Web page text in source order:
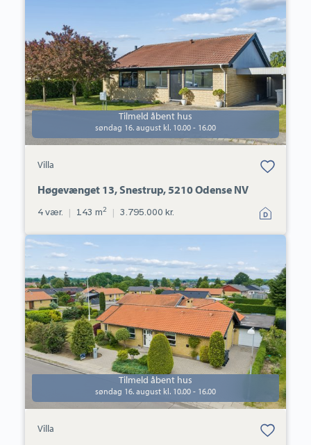
Snestrup,
5210
Odense
NV
Tilmeld åbent hus
søndag 16. august kl. 10.00 - 16.00
Villa
Bolig er gemt
under dine
Høgevænget 13, Snestrup, 5210 Odense NV
4 vær. | 143 m2 | 3.795.000 kr.
Villa:
Bekkasinvej
2,
Snestrup,
5210
Odense
NV
Tilmeld åbent hus
søndag 16. august kl. 10.00 - 16.00
Villa
Bolig er gemt
under dine